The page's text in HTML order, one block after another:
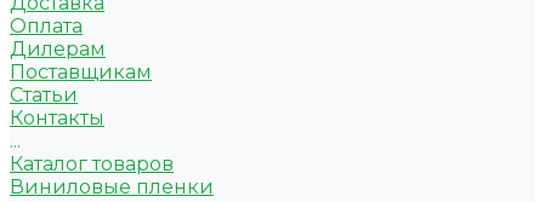
Оплата
Дилерам
Поставщикам
Статьи
Контакты
...
Каталог товаров
Виниловые пленки